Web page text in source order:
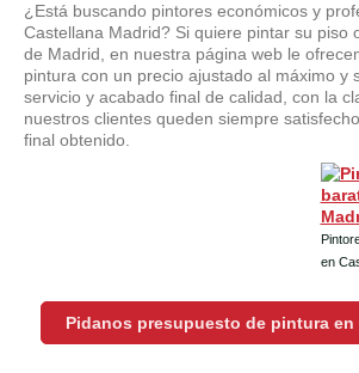
¿Está buscando pintores económicos y
Castellana Madrid? Si quiere pintar su piso
de Madrid, en nuestra página web le
pintura con un precio ajustado al máximo y
servicio y acabado final de calidad, con la
nuestros clientes queden siempre
final obtenido.
en
Pidanos presupuesto de pintura